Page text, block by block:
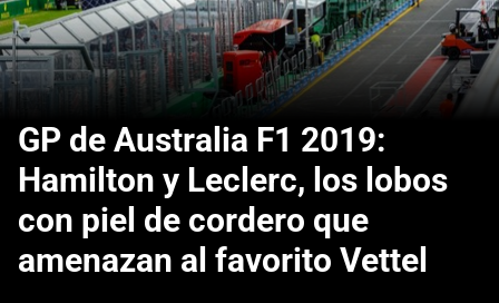
GP de Australia F1 2019:
Hamilton y Leclerc, los lobos
con piel de cordero que
amenazan al favorito Vettel